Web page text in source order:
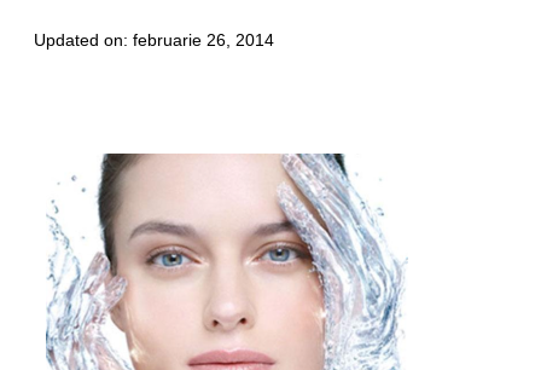
Updated on: februarie 26, 2014